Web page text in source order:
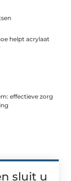
helpt acrylaat
effectieve zorg
sluit u